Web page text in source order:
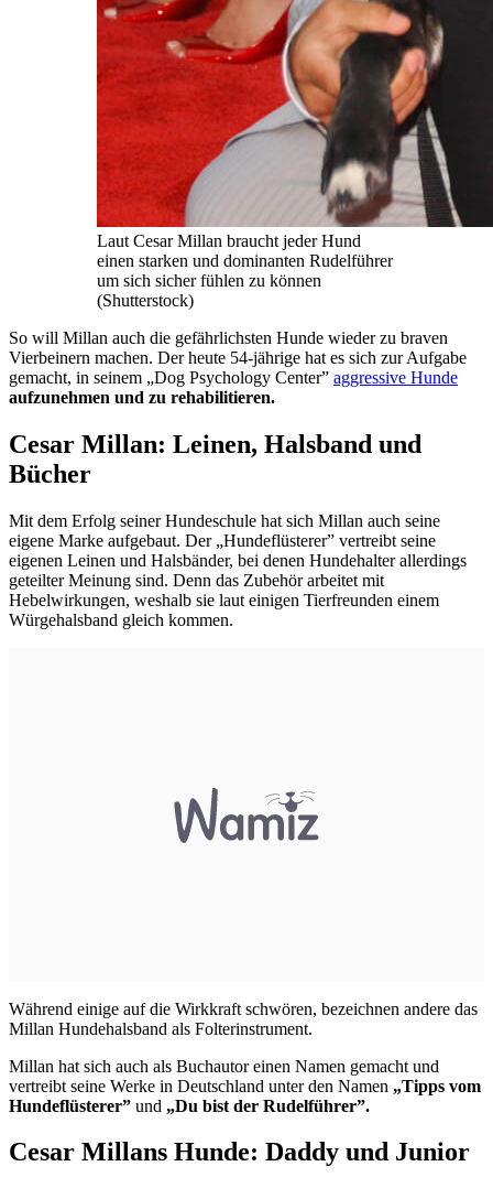
Laut Cesar Millan braucht jeder Hund
einen starken und dominanten Rudelführer
um sich sicher fühlen zu können
(Shutterstock)
So will Millan auch die gefährlichsten Hunde wieder zu braven
Vierbeinern machen. Der heute 54-jährige hat es sich zur Aufgabe
gemacht, in seinem „Dog Psychology Center” aggressive Hunde
aufzunehmen und zu rehabilitieren.
Cesar Millan: Leinen, Halsband und
Bücher
Mit dem Erfolg seiner Hundeschule hat sich Millan auch seine
eigene Marke aufgebaut. Der „Hundeflüsterer” vertreibt seine
eigenen Leinen und Halsbänder, bei denen Hundehalter allerdings
geteilter Meinung sind. Denn das Zubehör arbeitet mit
Hebelwirkungen, weshalb sie laut einigen Tierfreunden einem
Würgehalsband gleich kommen.
Während einige auf die Wirkkraft schwören, bezeichnen andere das
Millan Hundehalsband als Folterinstrument.
Millan hat sich auch als Buchautor einen Namen gemacht und
vertreibt seine Werke in Deutschland unter den Namen „Tipps vom
Hundeflüsterer” und „Du bist der Rudelführer”.
Cesar Millans Hunde: Daddy und Junior